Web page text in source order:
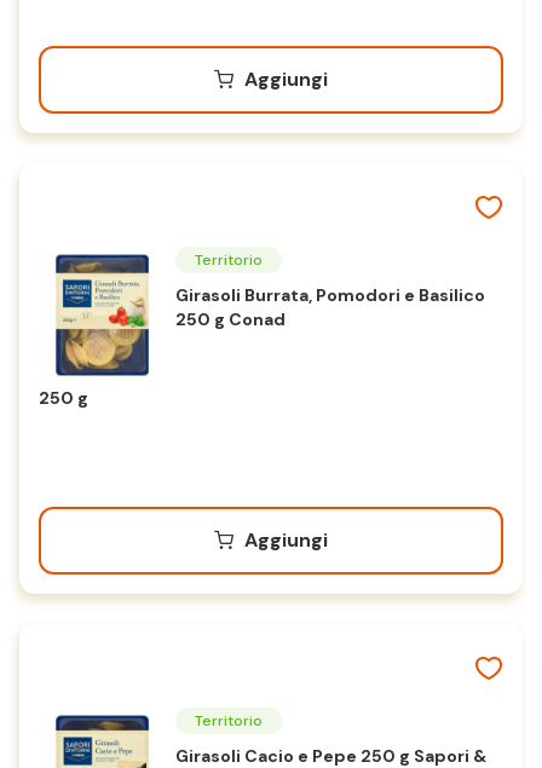
Aggiungi
Territorio
Girasoli Burrata, Pomodori e Basilico
250 g Conad
250 g
Aggiungi
Territorio
Girasoli Cacio e Pepe 250 g Sapori &